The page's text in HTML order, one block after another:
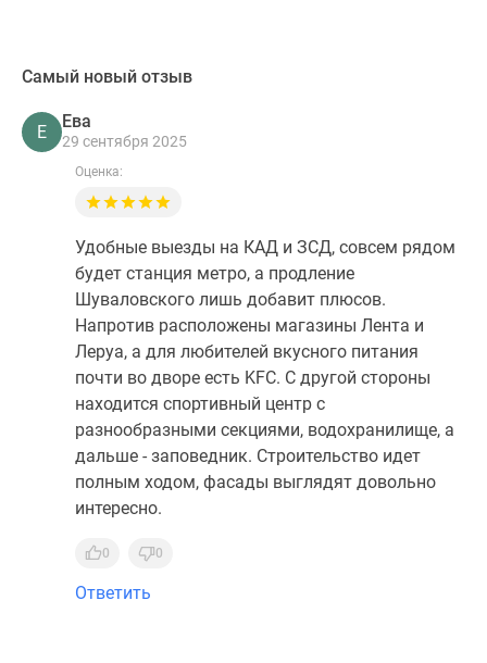
Самый новый отзыв
Е
Ева
29 сентября 2025
Оценка:
Удобные выезды на КАД и ЗСД, совсем рядом
будет станция метро, а продление
Шуваловского лишь добавит плюсов.
Напротив расположены магазины Лента и
Леруа, а для любителей вкусного питания
почти во дворе есть KFC. С другой стороны
находится спортивный центр с
разнообразными секциями, водохранилище, а
дальше - заповедник. Строительство идет
полным ходом, фасады выглядят довольно
интересно.
0 0
Ответить